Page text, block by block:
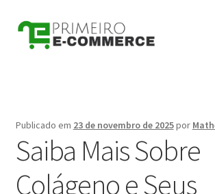
Pular
para
Pular
para
Publicado em 23 de novembro de 2025por
Saiba Mais Sobre
Colágeno e Seus